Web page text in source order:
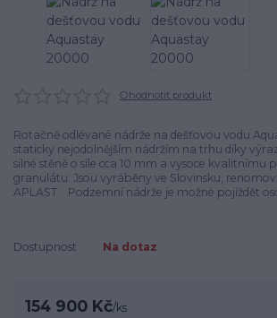
Ohodnotit produkt
Rotačně odlévané nádrže na dešťovou vodu
staticky nejodolnějším nádržím na trhu díky
silné stěně o síle cca 10 mm a vysoce kvalitnímu
granulátu. Jsou vyráběny ve Slovinsku,
APLAST. Podzemní nádrže je možné pojíždět
Dostupnost Na dotaz
154 900 Kč/ks